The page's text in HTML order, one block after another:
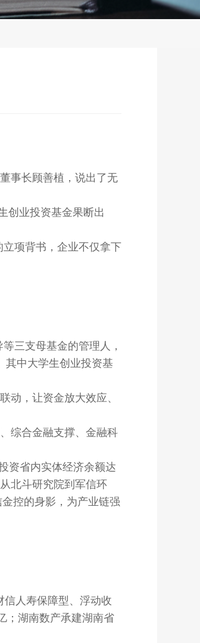
事长顾善植，说出了无
创业投资基金果断出
项背书，企业不仅拿下
三支母基金的管理人，
其中大学生创业投资基
，让资金放大效应、
综合金融支撑、金融科
资省内实体经济余额达
北斗研究院到军信环
控的身影，为产业链强
人寿保障型、浮动收
；湖南数产承建湖南省